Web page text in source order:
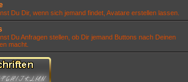
Du Dir, wenn sich jemand findet, Avatare erstellen lassen.
Du Anfragen stellen, ob Dir jemand Buttons nach Deinen
macht.